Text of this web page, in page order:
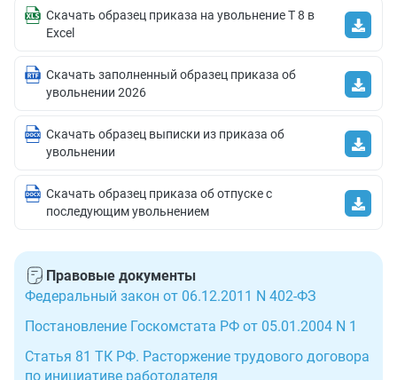
Скачать образец приказа на увольнение Т 8 в
Excel
Скачать заполненный образец приказа об
увольнении 2026
Скачать образец выписки из приказа об
увольнении
Скачать образец приказа об отпуске с
последующим увольнением
Правовые документы
Федеральный закон от 06.12.2011 N 402-ФЗ
Постановление Госкомстата РФ от 05.01.2004 N 1
Статья 81 ТК РФ. Расторжение трудового договора
по инициативе работодателя